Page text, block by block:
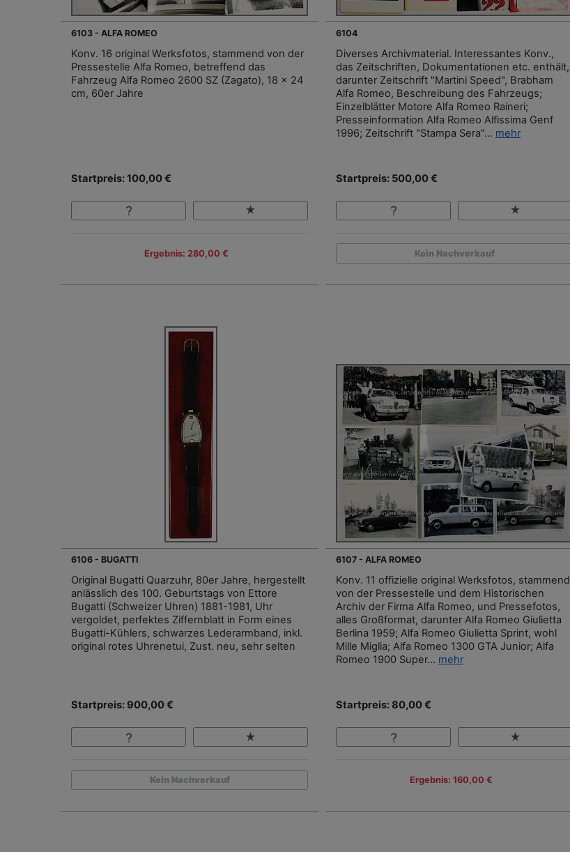
6103 - ALFA ROMEO
Konv. 16 original Werksfotos, stammend von der
Pressestelle Alfa Romeo, betreffend das
Fahrzeug Alfa Romeo 2600 SZ (Zagato), 18 x 24
cm, 60er Jahre
Startpreis: 100,00 €
Ergebnis: 280,00 €
6104
Diverses Archivmaterial. Interessantes Konv.,
das Zeitschriften, Dokumentationen etc. enthält,
darunter Zeitschrift "Martini Speed", Brabham
Alfa Romeo, Beschreibung des Fahrzeugs;
Einzelblätter Motore Alfa Romeo Raineri;
Presseinformation Alfa Romeo Alfissima Genf
1996; Zeitschrift "Stampa Sera"... mehr
Startpreis: 500,00 €
Kein Nachverkauf
6106 - BUGATTI
Original Bugatti Quarzuhr, 80er Jahre, hergestellt
anlässlich des 100. Geburtstags von Ettore
Bugatti (Schweizer Uhren) 1881-1981, Uhr
vergoldet, perfektes Ziffernblatt in Form eines
Bugatti-Kühlers, schwarzes Lederarmband, inkl.
original rotes Uhrenetui, Zust. neu, sehr selten
Startpreis: 900,00 €
Kein Nachverkauf
6107 - ALFA ROMEO
Konv. 11 offizielle original Werksfotos, stammend
von der Pressestelle und dem Historischen
Archiv der Firma Alfa Romeo, und Pressefotos,
alles Großformat, darunter Alfa Romeo Giulietta
Berlina 1959; Alfa Romeo Giulietta Sprint, wohl
Mille Miglia; Alfa Romeo 1300 GTA Junior; Alfa
Romeo 1900 Super... mehr
Startpreis: 80,00 €
Ergebnis: 160,00 €